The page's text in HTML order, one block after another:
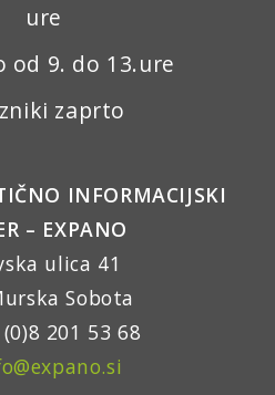
ure
od 9. do 13.ure
zaprto
INFORMACIJSKI
– EXPANO
ulica 41
Sobota
201 53 68